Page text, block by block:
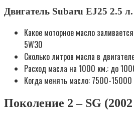
Двигатель Subaru EJ25 2.5
Какое моторное масло
5W30
Сколько литров масла в
Расход масла на 1000 км.: до
Когда менять масло: 7500-15000
Поколение 2 – SG